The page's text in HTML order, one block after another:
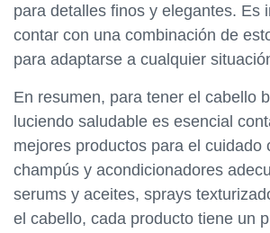
para detalles finos y elegantes. Es
contar con una combinación de
para adaptarse a cualquier
En resumen, para tener el cabello
luciendo saludable es esencial
mejores productos para el cuidado
champús y acondicionadores
serums y aceites, sprays
el cabello, cada producto tiene un